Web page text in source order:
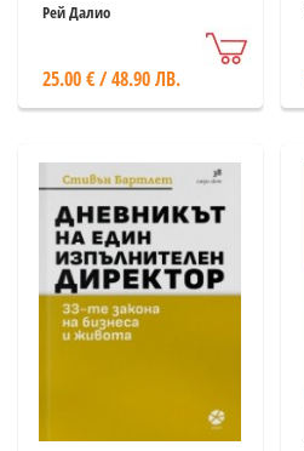
Рей Далио
25.00 € / 48.90 ЛВ.